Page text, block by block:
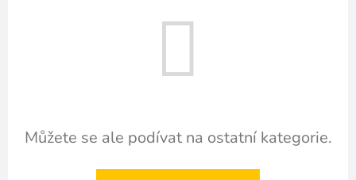
Můžete se ale podívat na ostatní kategorie.